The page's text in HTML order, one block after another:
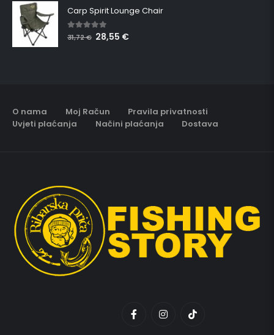
Carp Spirit Lounge Chair
5.00 out of 5
31,72€ 28,55 €
O nama Moj Račun
Pravila privatnosti
Uvjeti plaćanja
Načini plaćanja Dostava